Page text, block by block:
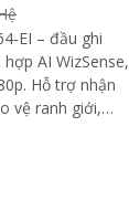
– đầu ghi
AI WizSense,
vệ ranh giới,